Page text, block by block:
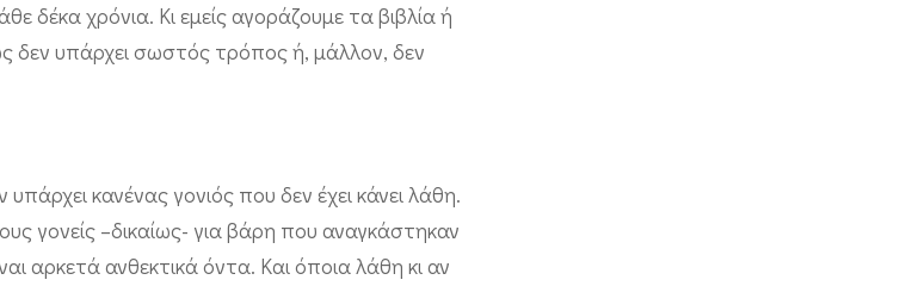
δέκα χρόνια. Κι εμείς αγοράζουμε τα βιβλία ή
δεν υπάρχει σωστός τρόπος ή, μάλλον, δεν
κανένας γονιός που δεν έχει κάνει λάθη.
γονείς –δικαίως- για βάρη που αναγκάστηκαν
αρκετά ανθεκτικά όντα. Και όποια λάθη κι αν